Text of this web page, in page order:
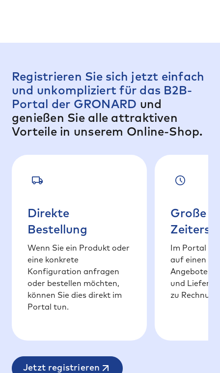
Registrieren Sie sich jetzt einfach
und unkompliziert für das B2B-
Portal der GRONARD und
genießen Sie alle attraktiven
Vorteile in unserem Online-Shop.
Direkte
Bestellung
Wenn Sie ein Produkt oder
eine konkrete
Konfiguration anfragen
oder bestellen möchten,
können Sie dies direkt im
Portal tun.
Große
Im Portal
auf einen
Angeboten
und
zu
Jetzt registrieren